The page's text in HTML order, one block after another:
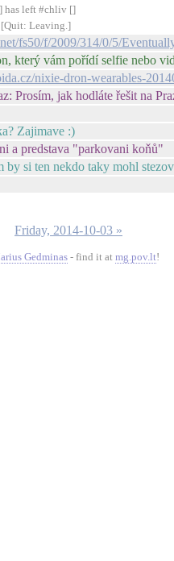
has left #chliv []
[Quit: Leaving.]
fs50/f/2009/314/0/5/
který vám pořídí selfie nebo
nixie-dron-wearables-
Prosím, jak hodláte řešit na
Zajimave :)
a predstava "parkovani koňů"
by si ten nekdo taky mohl
Friday, 2014-10-03 »
Gedminas - find it at mg.pov.lt!